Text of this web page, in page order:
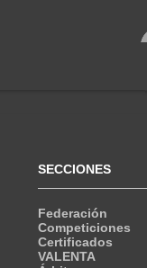
SECCIONES
Federación
Competiciones
Certificados
VALENTA